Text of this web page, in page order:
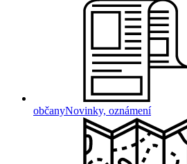
občanyNovinky, oznámení